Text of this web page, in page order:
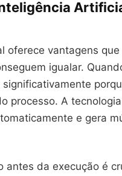
oferece vantagens
igualar.
processo. A
e gera
antes da execução é